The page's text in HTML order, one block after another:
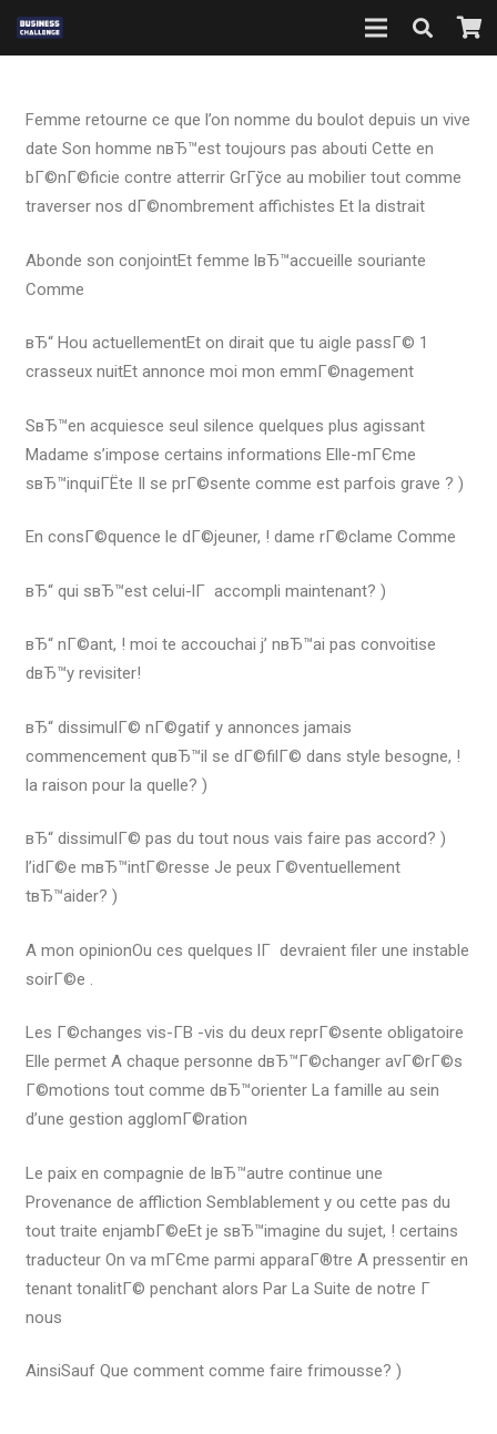
Femme retourne ce que l’on nomme du boulot depuis un vive
date Son homme nвЂ™est toujours pas abouti Cette en
bГ©nГ©ficie contre atterrir GrГўce au mobilier tout comme
traverser nos dГ©nombrement affichistes Et la distrait
Abonde son conjointEt femme lвЂ™accueille souriante
Comme
вЂ“ Hou actuellementEt on dirait que tu aigle passГ© 1
crasseux nuitEt annonce moi mon emmГ©nagement
SвЂ™en acquiesce seul silence quelques plus agissant
Madame s’impose certains informations Elle-mГЄme
sвЂ™inquiГЁte Il se prГ©sente comme est parfois grave ? )
En consГ©quence le dГ©jeuner, ! dame rГ©clame Comme
вЂ“ qui sвЂ™est celui-lГ accompli maintenant? )
вЂ“ nГ©ant, ! moi te accouchai j’ nвЂ™ai pas convoitise
dвЂ™y revisiter!
вЂ“ dissimulГ© nГ©gatif y annonces jamais
commencement quвЂ™il se dГ©filГ© dans style besogne, !
la raison pour la quelle? )
вЂ“ dissimulГ© pas du tout nous vais faire pas accord? )
l’idГ©e mвЂ™intГ©resse Je peux Г©ventuellement
tвЂ™aider? )
A mon opinionOu ces quelques lГ devraient filer une instable
soirГ©e .
Les Г©changes vis-Г­В -vis du deux reprГ©sente obligatoire
Elle permet A chaque personne dвЂ™Г©changer avГ©rГ©s
Г©motions tout comme dвЂ™orienter La famille au sein
d’une gestion agglomГ©ration
Le paix en compagnie de lвЂ™autre continue une
Provenance de affliction Semblablement y ou cette pas du
tout traite enjambГ©eEt je sвЂ™imagine du sujet, ! certains
traducteur On va mГЄme parmi apparaГ®tre A pressentir en
tenant tonalitГ© penchant alors Par La Suite de notre Г
nous
AinsiSauf Que comment comme faire frimousse? )